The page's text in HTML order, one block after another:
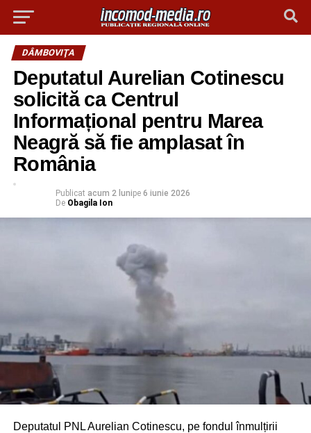
DÂMBOVIŢA
Deputatul Aurelian Cotinescu
solicită ca Centrul
Informațional pentru Marea
Neagră să fie amplasat în
România
Publicat acum 2 lunipe 6 iunie 2026
De Obagila Ion
Deputatul PNL Aurelian Cotinescu, pe fondul înmulțirii